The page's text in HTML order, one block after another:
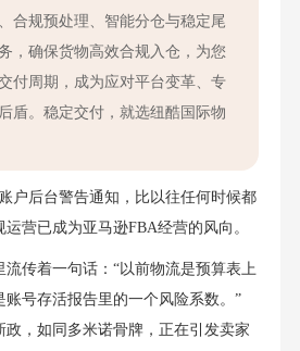
合规预处理、智能分仓与稳定尾
，确保货物高效合规入仓，为您
付周期，成为应对平台变革、专
盾。稳定交付，就选纽酷国际物
户后台警告通知，比以往任何时候都
营已成为亚马逊FBA经营的风向。
传着一句话：“以前物流是预算表上
账号存活报告里的一个风险系数。”
政，如同多米诺骨牌，正在引发卖家